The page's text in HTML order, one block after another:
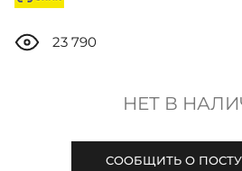
23 790
НЕТ В
СООБЩИТЬ О